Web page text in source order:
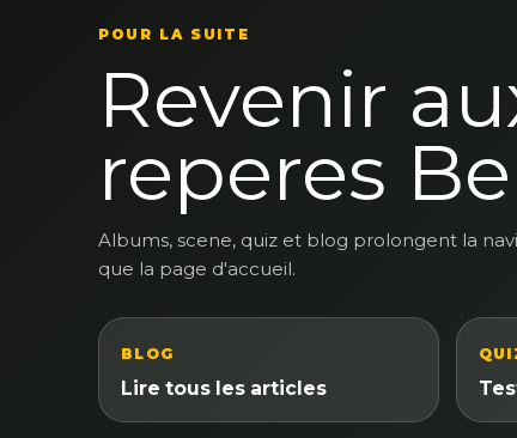
POUR LA SUITE
Revenir
reperes
Albums, scene, quiz et blog prolongent la
que la page d'accueil.
BLOG
Lire tous les articles